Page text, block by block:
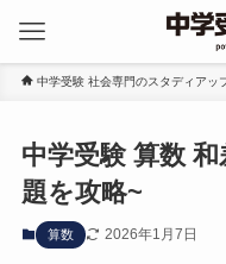
中学受験 社会専門のスタディアッ
中学受験 算数
題を攻略~
算数 2026年1月7日